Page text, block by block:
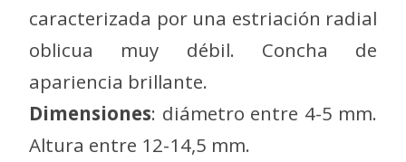
caracterizada por una estriación radial
oblicua muy débil. Concha de
apariencia brillante.
Dimensiones: diámetro entre 4-5 mm.
Altura entre 12-14,5 mm.